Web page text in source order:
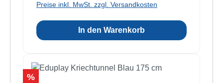
Preise inkl. MwSt. zzgl. Versandkosten
In den Warenkorb
Rabatt
%